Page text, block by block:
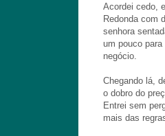
Acordei cedo,
Redonda com
senhora
um pouco
negócio.
Chegando lá,
o dobro do
Entrei sem
mais das